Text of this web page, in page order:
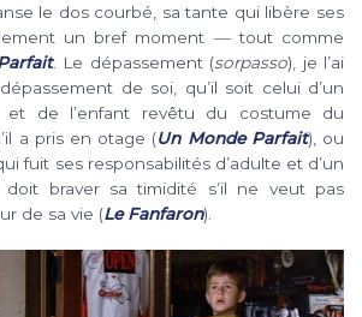
le dos courbé, sa tante qui libère ses
un bref moment ― tout comme
. Le dépassement (sorpasso), je l’ai
de soi, qu’il soit celui d’un
et de l’enfant revêtu du costume du
a pris en otage (Un Monde Parfait), ou
fuit ses responsabilités d’adulte et d’un
braver sa timidité s’il ne veut pas
de sa vie (Le Fanfaron).